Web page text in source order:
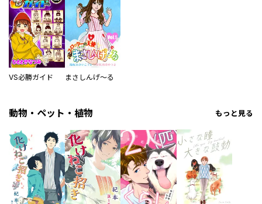
VS必勝ガイド まさしんげ～る
動物・ペット・植物 もっと見る